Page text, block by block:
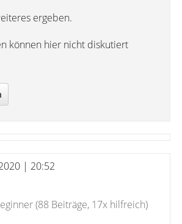
ergeben.
können hier nicht diskutiert
| 20:52
(88 Beiträge, 17x hilfreich)